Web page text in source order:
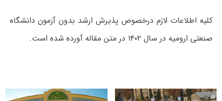
کلیه اطلاعات لازم درخصوص پذیرش ارشد بدون آزمون دانشگاه
صنعتی ارومیه در سال ۱۴۰۲ در متن مقاله آورده شده است.